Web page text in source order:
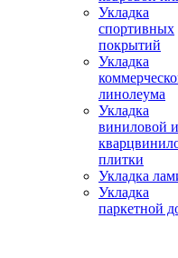
Укладка
спортивных
покрытий
Укладка
линолеума
Укладка
виниловой и
плитки
Укладка
Укладка
паркетной